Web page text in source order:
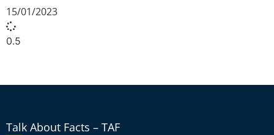
15/01/2023
Talk About Facts – TAF